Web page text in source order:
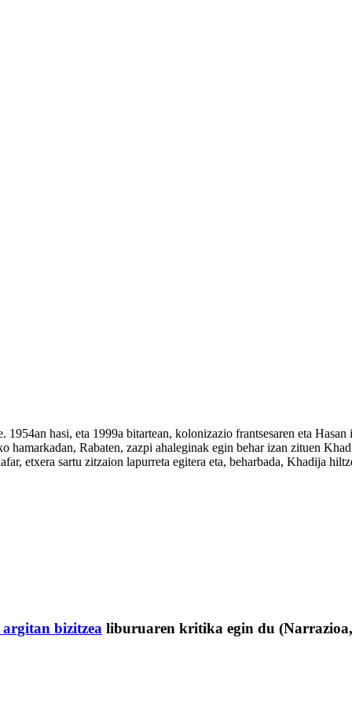
hasi, eta 1999a bitartean, kolonizazio frantsesaren eta
Rabaten, zazpi ahaleginak egin behar izan zituen
etxera sartu zitzaion lapurreta egitera eta, beharbada, Khadija
bizitzea liburuaren kritika egin du